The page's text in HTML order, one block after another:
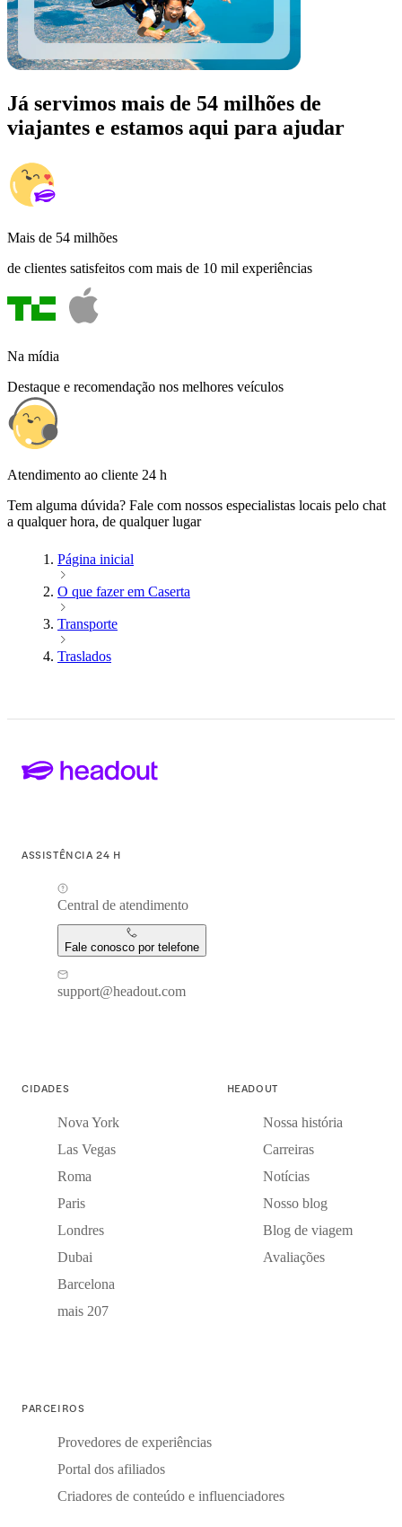
Já servimos mais de 54 milhões de
viajantes e estamos aqui para ajudar
Mais de 54 milhões
de clientes satisfeitos com mais de 10 mil experiências
Na mídia
Destaque e recomendação nos melhores veículos
Atendimento ao cliente 24 h
Tem alguma dúvida? Fale com nossos especialistas locais pelo chat
a qualquer hora, de qualquer lugar
Página inicial
O que fazer em Caserta
Transporte
Traslados
ASSISTÊNCIA 24 H
Central de atendimento
Fale conosco por telefone
support@headout.com
CIDADES
Nova York
Las Vegas
Roma
Paris
Londres
Dubai
Barcelona
mais 207
HEADOUT
Nossa história
Carreiras
Notícias
Nosso blog
Blog de viagem
Avaliações
PARCEIROS
Provedores de experiências
Portal dos afiliados
Criadores de conteúdo e influenciadores